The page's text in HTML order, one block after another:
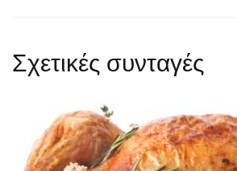
Σχετικές συνταγές